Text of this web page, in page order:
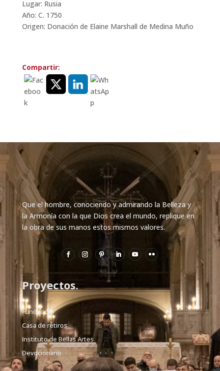
Lugar: Rusia
Año: C. 1750
Origen: Donación de Elaine Marshall de Medina Muño
Compartir:
Que el hombre, conociendo y admirando la Belleza y
la Armonía con la que Dios crea el mundo, replique en
la obra de sus manos estos mismos valores.
Proyectos.
Fundación
Casa de retiros
Instituto de Bellas Artes
Devocionario